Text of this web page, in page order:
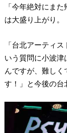
「今年絶対にま
は大盛り上がり。
「台北アーティ
いう質問に小波津
んですが、難し
す！」と今後の台